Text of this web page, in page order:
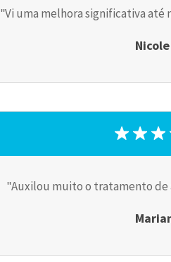
Vi uma melhora significativa até
Auxilou muito o tratamento de